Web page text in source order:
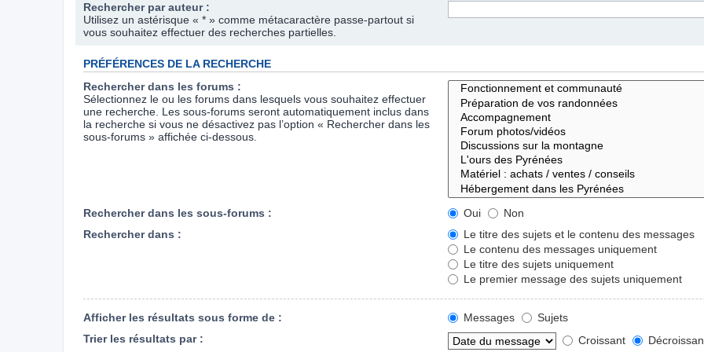
Rechercher par auteur :
Utilisez un astérisque « * » comme métacaractère passe-partout si
vous souhaitez effectuer des recherches partielles.
PRÉFÉRENCES DE LA RECHERCHE
Rechercher dans les forums :
Sélectionnez le ou les forums dans lesquels vous souhaitez effectuer
une recherche. Les sous-forums seront automatiquement inclus dans
la recherche si vous ne désactivez pas l’option « Rechercher dans les
sous-forums » affichée ci-dessous.
Rechercher dans les sous-forums : Oui
Non
Rechercher dans :
Le titre des sujets et le contenu des messages
Le contenu des messages uniquement
Le titre des sujets uniquement
Le premier message des sujets uniquement
Afficher les résultats sous forme de : Messages
Sujets
Trier les résultats par :
Croissant